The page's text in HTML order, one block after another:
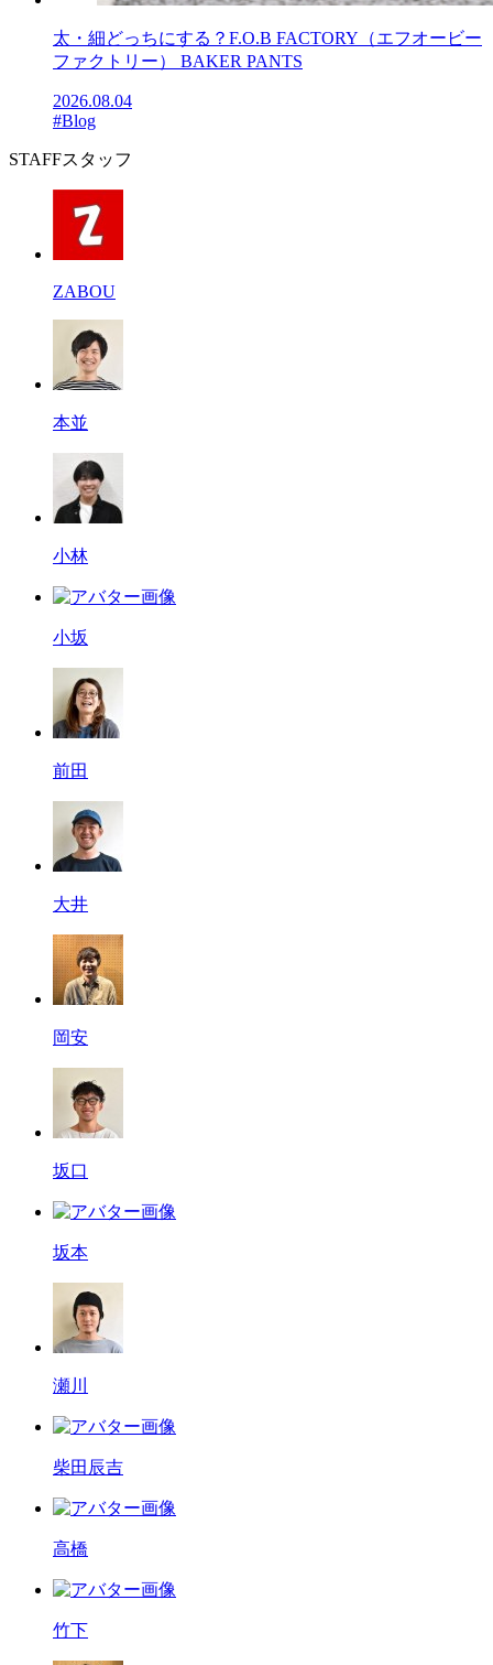
太・細どっちにする？F.O.B FACTORY（エフオービー
ファクトリー） BAKER PANTS
2026.08.04
#Blog
STAFFスタッフ
ZABOU
本並
小林
小坂
前田
大井
岡安
坂口
坂本
瀬川
柴田辰吉
高橋
竹下